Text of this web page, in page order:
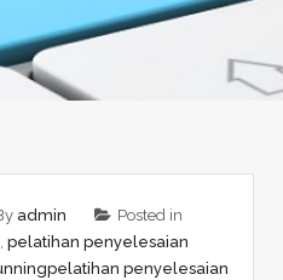
admin
Posted in
pelatihan penyelesaian
pelatihan penyelesaian